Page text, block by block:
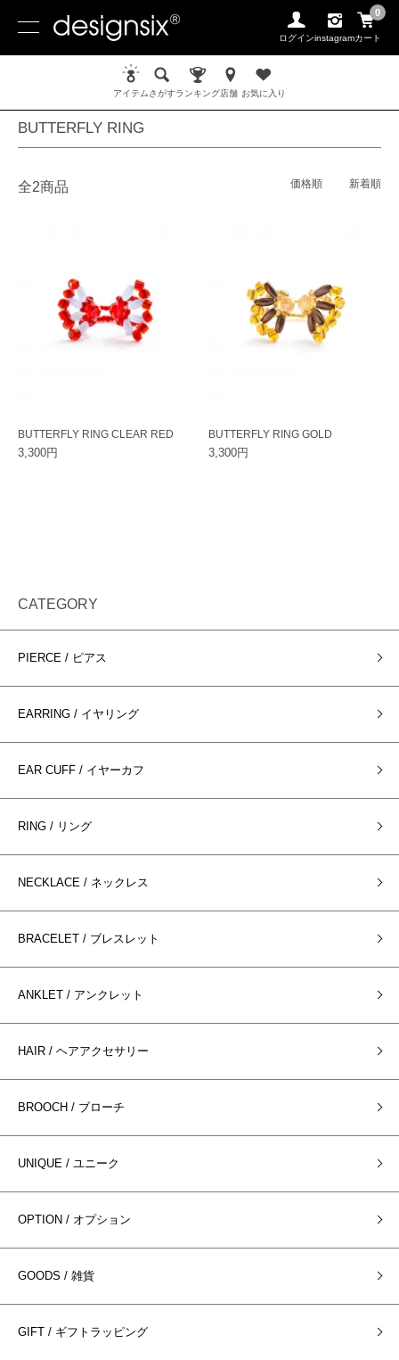
ログインinstagram
0
カート
アイテムさがすランキング店舗 お気に入り
BUTTERFLY RING
BUTTERFLY RING
全2商品 価格順 新着順
BUTTERFLY RING CLEAR RED
3,300円
BUTTERFLY RING GOLD
3,300円
CATEGORY
PIERCE / ピアス
EARRING / イヤリング
EAR CUFF / イヤーカフ
RING / リング
NECKLACE / ネックレス
BRACELET / ブレスレット
ANKLET / アンクレット
HAIR / ヘアアクセサリー
BROOCH / ブローチ
UNIQUE / ユニーク
OPTION / オプション
GOODS / 雑貨
GIFT / ギフトラッピング